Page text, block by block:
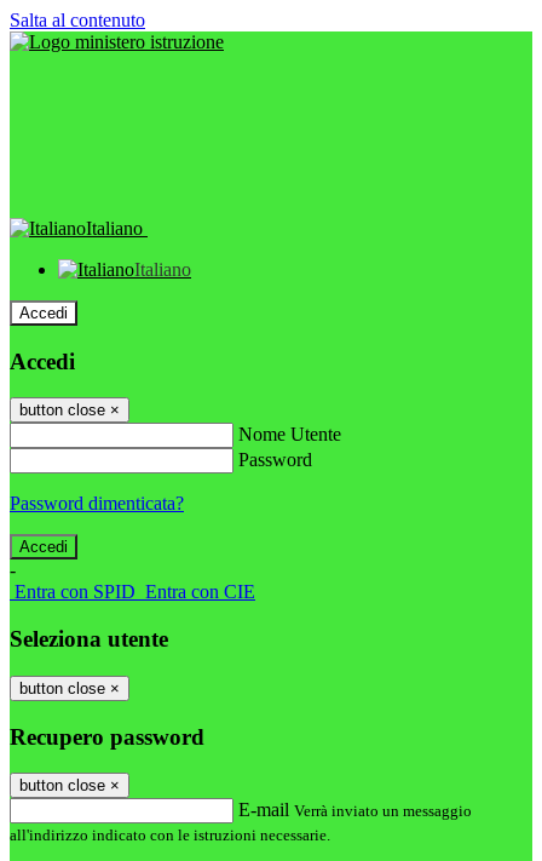
Salta al contenuto
Italiano
Italiano
Accedi
Accedi
button close ×
Nome Utente
Password
Password dimenticata?
-
Entra con SPID Entra con CIE
Seleziona utente
button close ×
Recupero password
button close ×
E-mail Verrà inviato un messaggio
all'indirizzo indicato con le istruzioni necessarie.